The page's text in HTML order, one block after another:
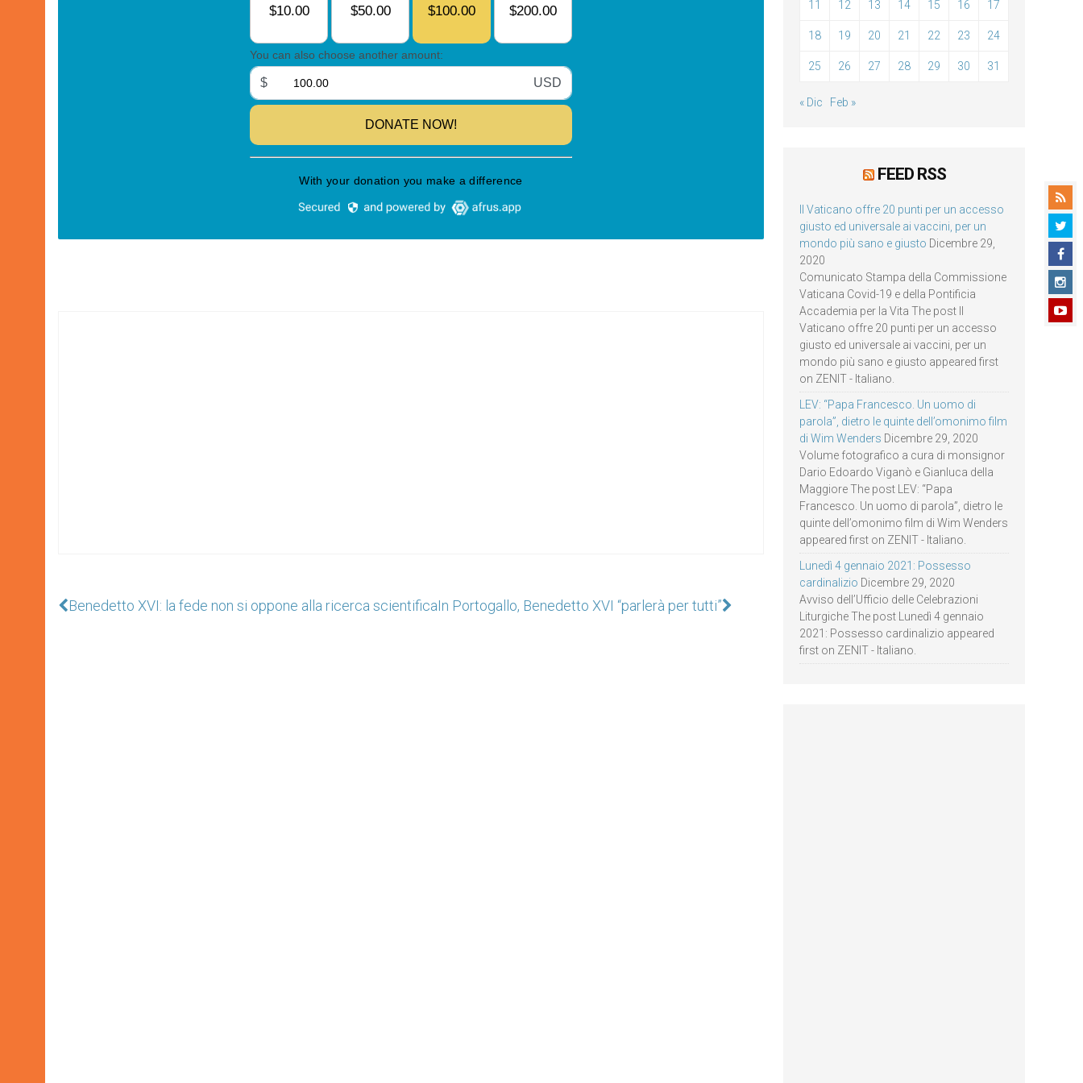
Benedetto XVI: la fede non si oppone alla ricerca scientificaIn Portogallo, Benedetto XVI “parlerà per tutti”
11 12 13 14 15 16 17
18 19 20 21 22 23 24
25 26 27 28 29 30 31
« Dic Feb »
FEED RSS
Il Vaticano offre 20 punti per un accesso
giusto ed universale ai vaccini, per un
mondo più sano e giusto Dicembre 29,
2020
Comunicato Stampa della Commissione
Vaticana Covid-19 e della Pontificia
Accademia per la Vita The post Il
Vaticano offre 20 punti per un accesso
giusto ed universale ai vaccini, per un
mondo più sano e giusto appeared first
on ZENIT - Italiano.
LEV: “Papa Francesco. Un uomo di
parola”, dietro le quinte dell’omonimo film
di Wim Wenders Dicembre 29, 2020
Volume fotografico a cura di monsignor
Dario Edoardo Viganò e Gianluca della
Maggiore The post LEV: “Papa
Francesco. Un uomo di parola”, dietro le
quinte dell’omonimo film di Wim Wenders
appeared first on ZENIT - Italiano.
Lunedì 4 gennaio 2021: Possesso
cardinalizio Dicembre 29, 2020
Avviso dell’Ufficio delle Celebrazioni
Liturgiche The post Lunedì 4 gennaio
2021: Possesso cardinalizio appeared
first on ZENIT - Italiano.